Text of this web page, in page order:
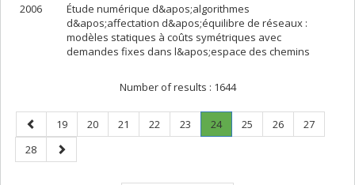
2006
Étude numérique d&apos;algorithmes
d&apos;affectation d&apos;équilibre de réseaux :
modèles statiques à coûts symétriques avec
demandes fixes dans l&apos;espace des chemins
Number of results : 1644
Previous
page
Page
19 Page
20 Page
21 Page
22 Page
23 Page
24.
Current
Page
25 Page
26 Page
27
Page
28
Next
page